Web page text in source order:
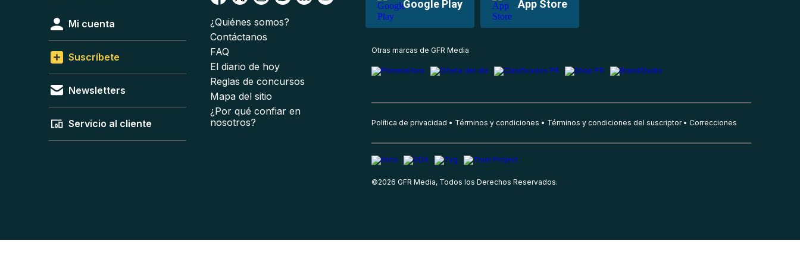
Google Play App Store
Mi cuenta
Suscríbete
Newsletters
Servicio al cliente
¿Quiénes somos?
Contáctanos
FAQ
El diario de hoy
Reglas de concursos
Mapa del sitio
¿Por qué confiar en
nosotros?
Otras marcas de GFR Media
Política de privacidad Términos y condiciones Términos y condiciones del suscriptor Correcciones
©2026 GFR Media, Todos los Derechos Reservados.